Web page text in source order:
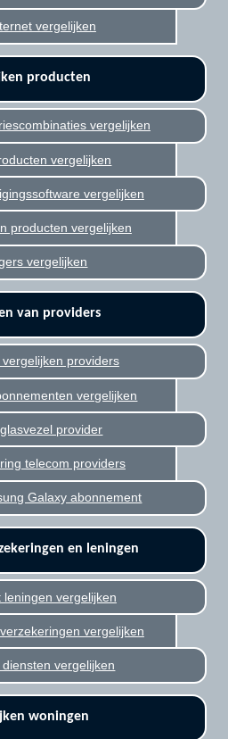
vergelijken
producten
vergelijken
vergelijken
vergelijken
producten vergelijken
vergelijken
van providers
providers
vergelijken
provider
telecom providers
Galaxy abonnement
en leningen
leningen vergelijken
vergelijken
vergelijken
woningen